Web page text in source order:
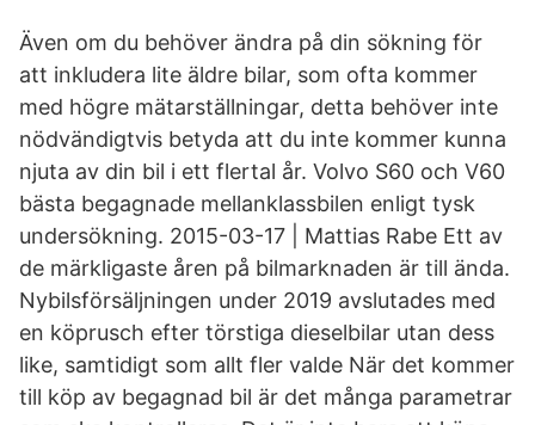
Även om du behöver ändra på din sökning för
att inkludera lite äldre bilar, som ofta kommer
med högre mätarställningar, detta behöver inte
nödvändigtvis betyda att du inte kommer kunna
njuta av din bil i ett flertal år. Volvo S60 och V60
bästa begagnade mellanklassbilen enligt tysk
undersökning. 2015-03-17 | Mattias Rabe Ett av
de märkligaste åren på bilmarknaden är till ända.
Nybilsförsäljningen under 2019 avslutades med
en köprusch efter törstiga dieselbilar utan dess
like, samtidigt som allt fler valde När det kommer
till köp av begagnad bil är det många parametrar